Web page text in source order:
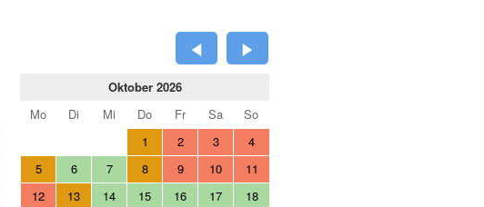
Oktober 2026
Mo
Di Mi Do Fr Sa
So
1
2 3
4
5
6 7 8 9 10
11
12
13 14 15 16 17
18